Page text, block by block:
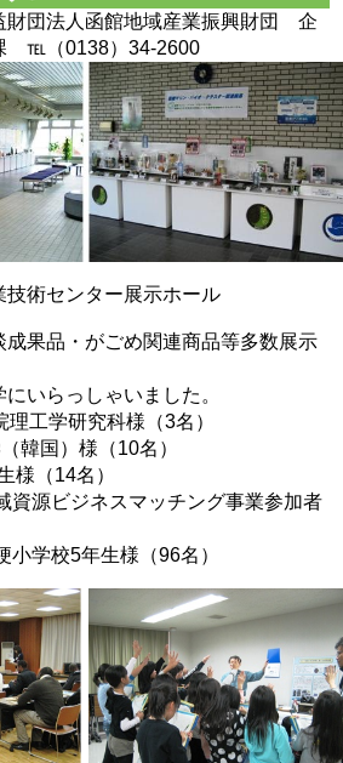
財団法人函館地域産業振興財団 企
℡（0138）34-2600
技術センター展示ホール
果品・がごめ関連商品等多数展示
いらっしゃいました。
学研究科様（3名）
国）様（10名）
（14名）
源ビジネスマッチング事業参加者
学校5年生様（96名）